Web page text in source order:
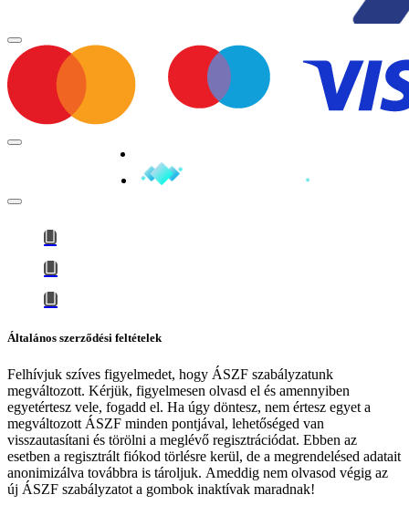
Általános szerződési feltételek
Felhívjuk szíves figyelmedet, hogy ÁSZF szabályzatunk
megváltozott. Kérjük, figyelmesen olvasd el és amennyiben
egyetértesz vele, fogadd el. Ha úgy döntesz, nem értesz egyet a
megváltozott ÁSZF minden pontjával, lehetőséged van
visszautasítani és törölni a meglévő regisztrációdat. Ebben az
esetben a regisztrált fiókod törlésre kerül, de a megrendelésed adatait
anonimizálva továbbra is tároljuk. Ameddig nem olvasod végig az
új ÁSZF szabályzatot a gombok inaktívak maradnak!